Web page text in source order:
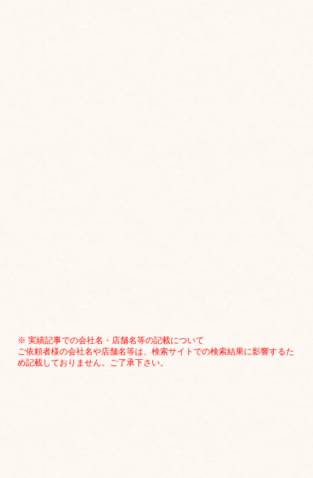
※ 実績記事での会社名・店舗名等の記載について
ご依頼者様の会社名や店舗名等は、検索サイトでの検索結果に影響するた
め記載しておりません。ご了承下さい。